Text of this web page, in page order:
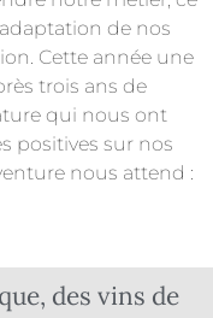
de nos
Cette année une
trois ans de
qui nous ont
positives sur nos
nous attend :
des vins de